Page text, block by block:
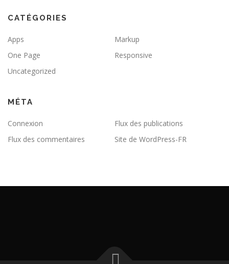
CATÉGORIES
Apps
Markup
One Page
Responsive
Uncategorized
MÉTA
Connexion
Flux des publications
Flux des commentaires
Site de WordPress-FR